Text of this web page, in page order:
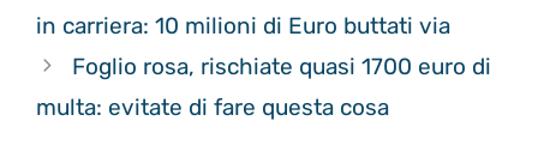
in carriera: 10 milioni di Euro buttati via
Foglio rosa, rischiate quasi 1700 euro di
multa: evitate di fare questa cosa